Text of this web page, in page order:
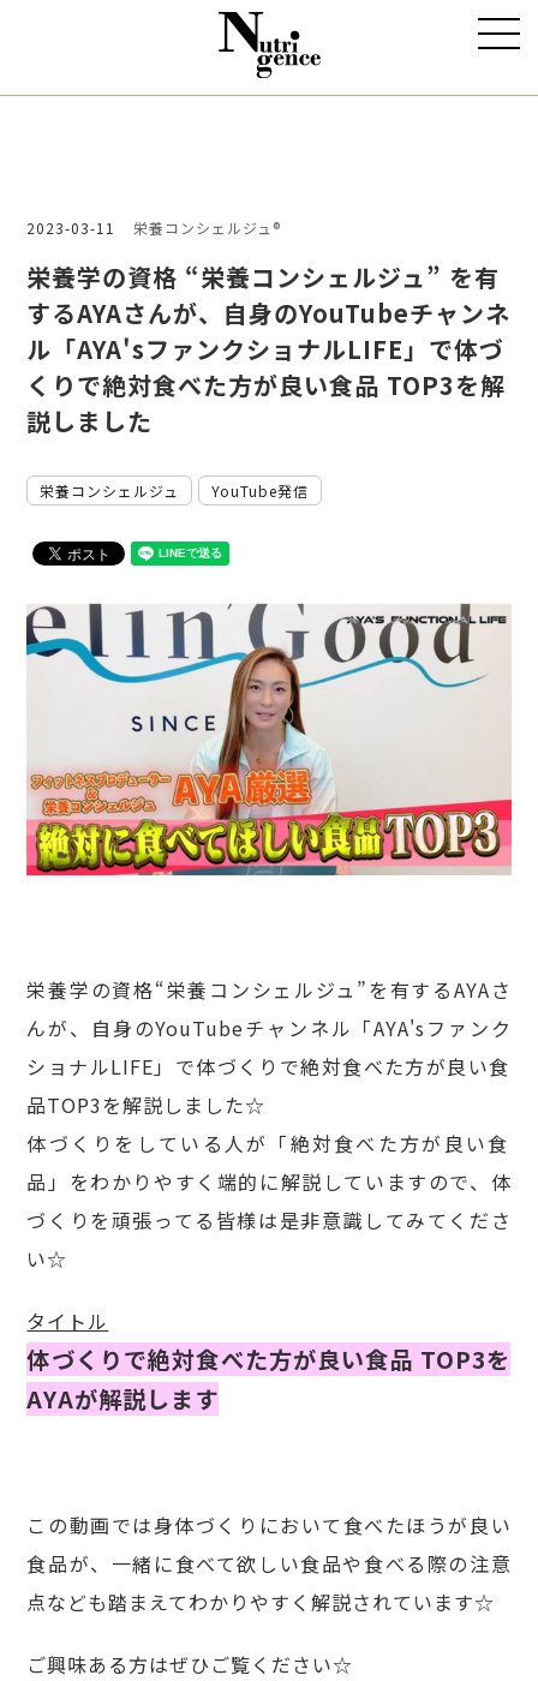
2023-03-11 栄養コンシェルジュ®
栄養学の資格 “栄養コンシェルジュ” を有
するAYAさんが、自身のYouTubeチャンネ
ル「AYA'sファンクショナルLIFE」で体づ
くりで絶対食べた方が良い食品 TOP3を解
説しました
栄養コンシェルジュ YouTube発信
栄養学の資格“栄養コンシェルジュ”を有するAYAさ
んが、自身のYouTubeチャンネル「AYA'sファンク
ショナルLIFE」で体づくりで絶対食べた方が良い食
品TOP3を解説しました☆
体づくりをしている人が「絶対食べた方が良い食
品」をわかりやすく端的に解説していますので、体
づくりを頑張ってる皆様は是非意識してみてくださ
い☆
タイトル
体づくりで絶対食べた方が良い食品 TOP3を
AYAが解説します
この動画では身体づくりにおいて食べたほうが良い
食品が、一緒に食べて欲しい食品や食べる際の注意
点なども踏まえてわかりやすく解説されています☆
ご興味ある方はぜひご覧ください☆